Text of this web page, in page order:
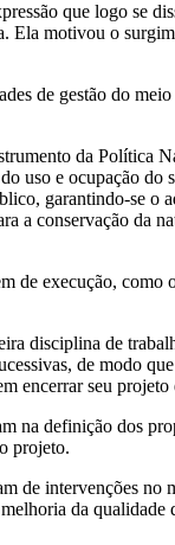
que logo se
Ela motivou o
de gestão do
da Política
uso e ocupação do
garantindo-se o
a conservação da
de execução, como
disciplina de
de modo
encerrar seu projeto
na definição dos
projeto.
de intervenções no
da qualidade